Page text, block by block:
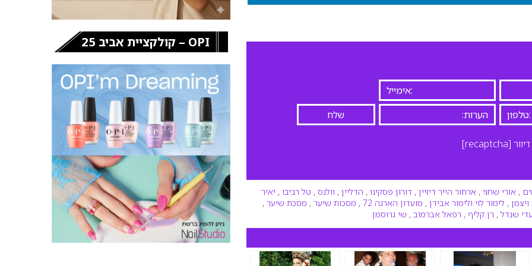
[recaptcha]
, אורי שחגי , ארתור הייר דיזיין , דורון פסקינו , הדליין , וולנס , טל רביבו , יאיר
, לימור לוי ולימור אבידן , מועדון הארנה 72 , מסכות שיער , מסכת שיער ,
שנדל , רן קליף , רפאל אברמוב , שי גרוסמן
OPI – קולקציית אביב 25